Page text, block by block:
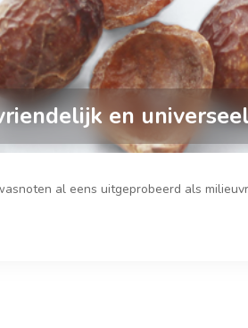
en
al eens uitgeprobeerd als